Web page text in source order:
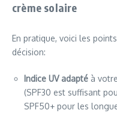
crème solaire
En pratique, voici les
décision:
Indice UV adapté à
(SPF30 est suffisant
SPF50+ pour les